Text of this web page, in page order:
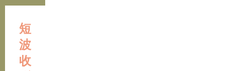
短
波
收